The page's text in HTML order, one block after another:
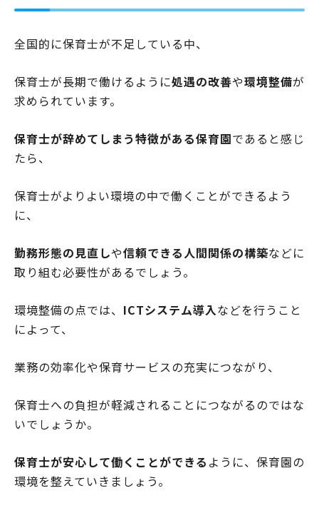
全国的に保育士が不足している中、
保育士が長期で働けるように処遇の改善や環境整備が
求められています。
保育士が辞めてしまう特徴がある保育園であると感じ
たら、
保育士がよりよい環境の中で働くことができるよう
に、
勤務形態の見直しや信頼できる人間関係の構築などに
取り組む必要性があるでしょう。
環境整備の点では、 ICTシステム導入などを行うこと
によって、
業務の効率化や保育サービスの充実につながり、
保育士への負担が軽減されることにつながるのではな
いでしょうか。
保育士が安心して働くことができる ように、保育園の
環境を整えていきましょう。